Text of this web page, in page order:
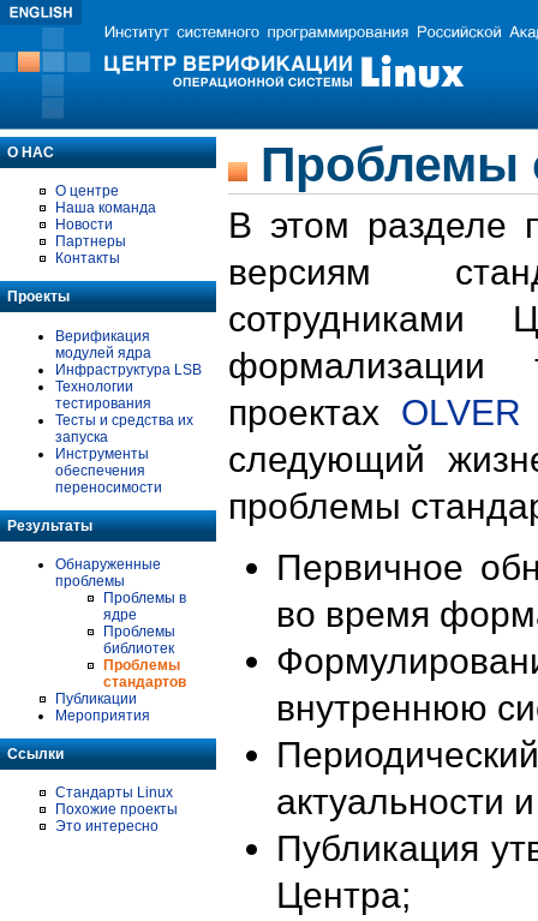
О НАС
О центре
Наша команда
Новости
Партнеры
Контакты
Проекты
Верификация
модулей ядра
Инфраструктура LSB
Технологии
тестирования
Тесты и средства их
запуска
Инструменты
обеспечения
переносимости
Результаты
Обнаруженные
проблемы
Проблемы в
ядре
Проблемы
библиотек
Проблемы
стандартов
Публикации
Мероприятия
Ссылки
Стандарты Linux
Похожие проекты
Это интересно
Проблемы
В этом разделе
версиям
формализации
проектах OLVER
следующий
проблемы
Первичное
во время
внутреннюю
актуальности
Публикация
Центра;